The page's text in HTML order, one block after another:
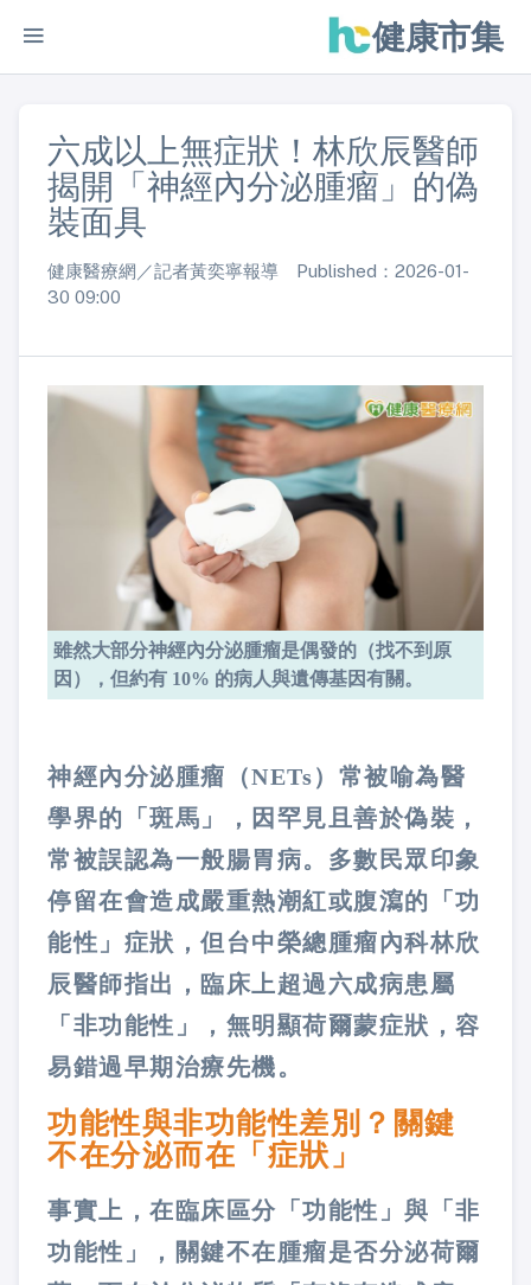
健康市集
六成以上無症狀！林欣辰醫師
揭開「神經內分泌腫瘤」的偽
裝面具
健康醫療網／記者黃奕寧報導 Published：2026-01-
30 09:00
雖然大部分神經內分泌腫瘤是偶發的（找不到原
因），但約有 10% 的病人與遺傳基因有關。
神經內分泌腫瘤（NETs）常被喻為醫
學界的「斑馬」，因罕見且善於偽裝，
常被誤認為一般腸胃病。多數民眾印象
停留在會造成嚴重熱潮紅或腹瀉的「功
能性」症狀，但台中榮總腫瘤內科林欣
辰醫師指出，臨床上超過六成病患屬
「非功能性」，無明顯荷爾蒙症狀，容
易錯過早期治療先機。
功能性與非功能性差別？關鍵
不在分泌而在「症狀」
事實上，在臨床區分「功能性」與「非
功能性」，關鍵不在腫瘤是否分泌荷爾